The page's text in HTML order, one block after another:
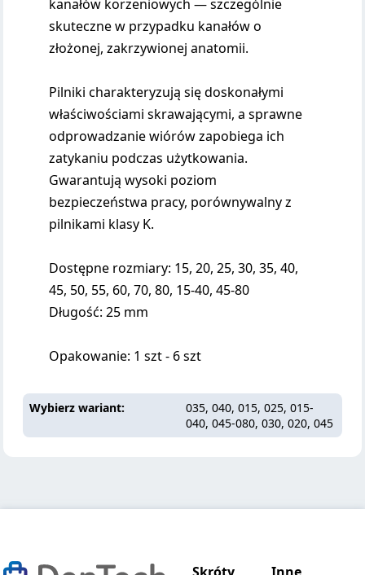
kanałów korzeniowych — szczególnie
skuteczne w przypadku kanałów o
złożonej, zakrzywionej anatomii.
Pilniki charakteryzują się doskonałymi
właściwościami skrawającymi, a sprawne
odprowadzanie wiórów zapobiega ich
zatykaniu podczas użytkowania.
Gwarantują wysoki poziom
bezpieczeństwa pracy, porównywalny z
pilnikami klasy K.
Dostępne rozmiary: 15, 20, 25, 30, 35, 40,
45, 50, 55, 60, 70, 80, 15-40, 45-80
Długość: 25 mm
Opakowanie: 1 szt - 6 szt
Wybierz wariant
035, 040, 015, 025, 015-
040, 045-080, 030, 020, 045